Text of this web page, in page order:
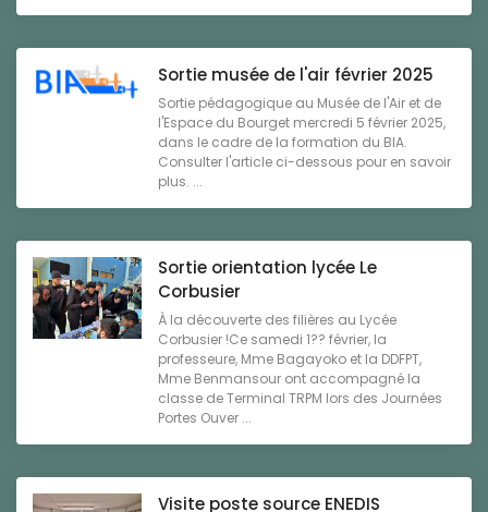
Sortie musée de l'air février 2025
Sortie pédagogique au Musée de l'Air et de
l'Espace du Bourget mercredi 5 février 2025,
dans le cadre de la formation du BIA.
Consulter l'article ci-dessous pour en savoir
plus. ...
Sortie orientation lycée Le
Corbusier
À la découverte des filières au Lycée
Corbusier !Ce samedi 1?? février, la
professeure, Mme Bagayoko et la DDFPT,
Mme Benmansour ont accompagné la
classe de Terminal TRPM lors des Journées
Portes Ouver ...
Visite poste source ENEDIS